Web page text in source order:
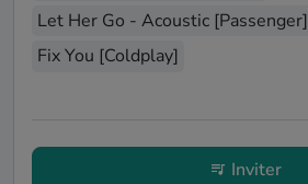
Let Her Go - Acoustic [Passenger]
Fix You [Coldplay]
Inviter